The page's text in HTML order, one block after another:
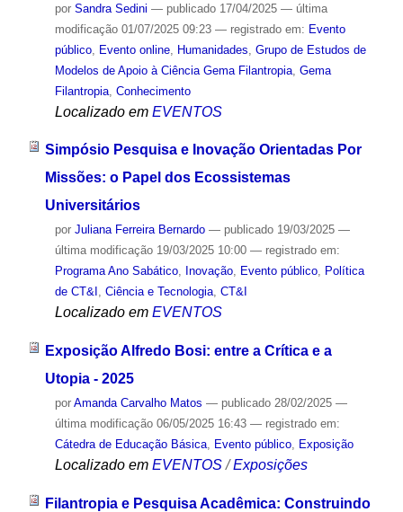
por Sandra Sedini — publicado17/04/2025 — última
modificação01/07/2025 09:23 — registrado em: Evento
público, Evento online, Humanidades Grupo de Estudos de
Modelos de Apoio à Ciência Gema Filantropia, Gema
Filantropia, Conhecimento
Localizado em EVENTOS
Simpósio Pesquisa e Inovação Orientadas Por
Missões: o Papel dos Ecossistemas
Universitários
por Juliana Ferreira Bernardo — publicado19/03/2025 —
última modificação19/03/2025 10:00 — registrado em:
Programa Ano Sabático, Inovação, Evento público, Política
de CT&I , Ciência e Tecnologia, CT&I
Localizado em EVENTOS
Exposição Alfredo Bosi: entre a Crítica e a
Utopia - 2025
por Amanda Carvalho Matos — publicado28/02/2025 —
última modificação06/05/2025 16:43 — registrado em:
Cátedra de Educação Básica, Evento público, Exposição
Localizado em EVENTOS /Exposições
Filantropia e Pesquisa Acadêmica: Construindo